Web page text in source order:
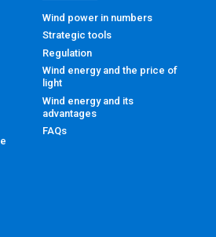
Wind power in numbers
Strategic tools
Regulation
Wind energy and the price of
light
Wind energy and its
advantages
FAQs